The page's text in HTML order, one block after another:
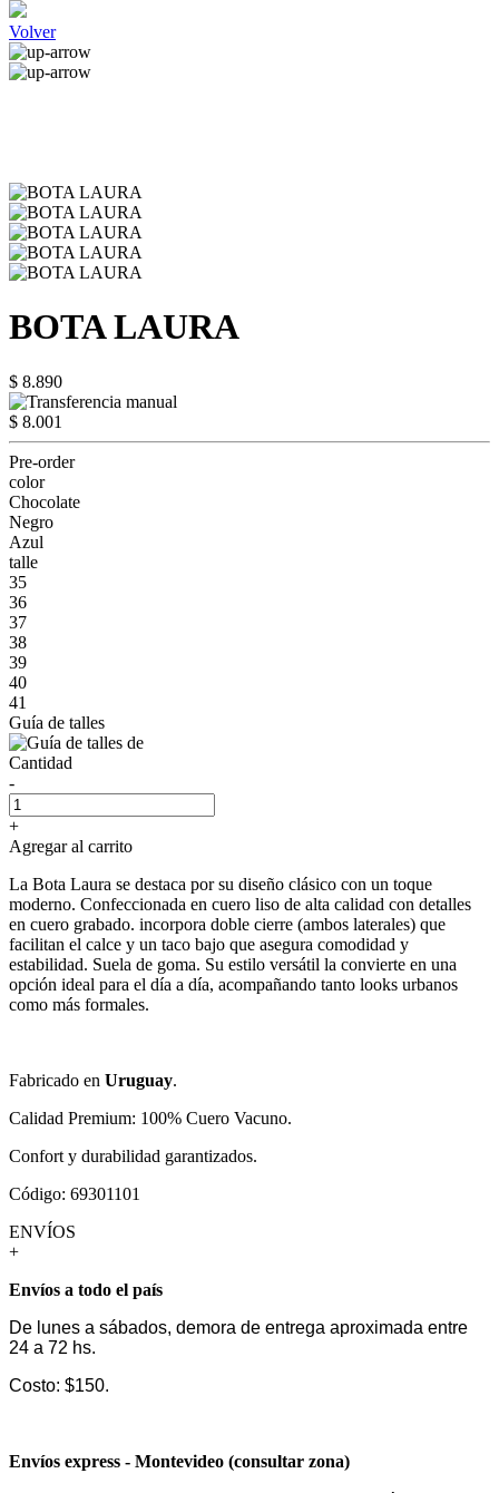
Volver
BOTA LAURA
$ 8.890
$ 8.001
Pre-order
color
Chocolate
Negro
Azul
talle
35
36
37
38
39
40
41
Guía de talles
Cantidad
-
+
Agregar al carrito
La Bota Laura se destaca por su diseño clásico con un toque
moderno. Confeccionada en cuero liso de alta calidad con detalles
en cuero grabado. incorpora doble cierre (ambos laterales) que
facilitan el calce y un taco bajo que asegura comodidad y
estabilidad. Suela de goma. Su estilo versátil la convierte en una
opción ideal para el día a día, acompañando tanto looks urbanos
como más formales.
Fabricado en Uruguay.
Calidad Premium: 100% Cuero Vacuno.
Confort y durabilidad garantizados.
Código: 69301101
ENVÍOS
+
Envíos a todo el país
De lunes a sábados, demora de entrega aproximada entre
24 a 72 hs.
Costo: $150.
Envíos express - Montevideo (consultar zona)